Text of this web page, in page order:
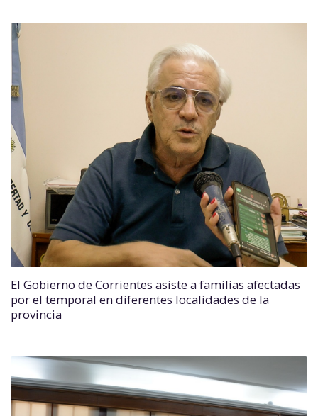
El Gobierno de Corrientes asiste a familias afectadas
por el temporal en diferentes localidades de la
provincia